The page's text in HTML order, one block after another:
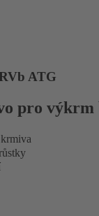
ATG
pro výkrm